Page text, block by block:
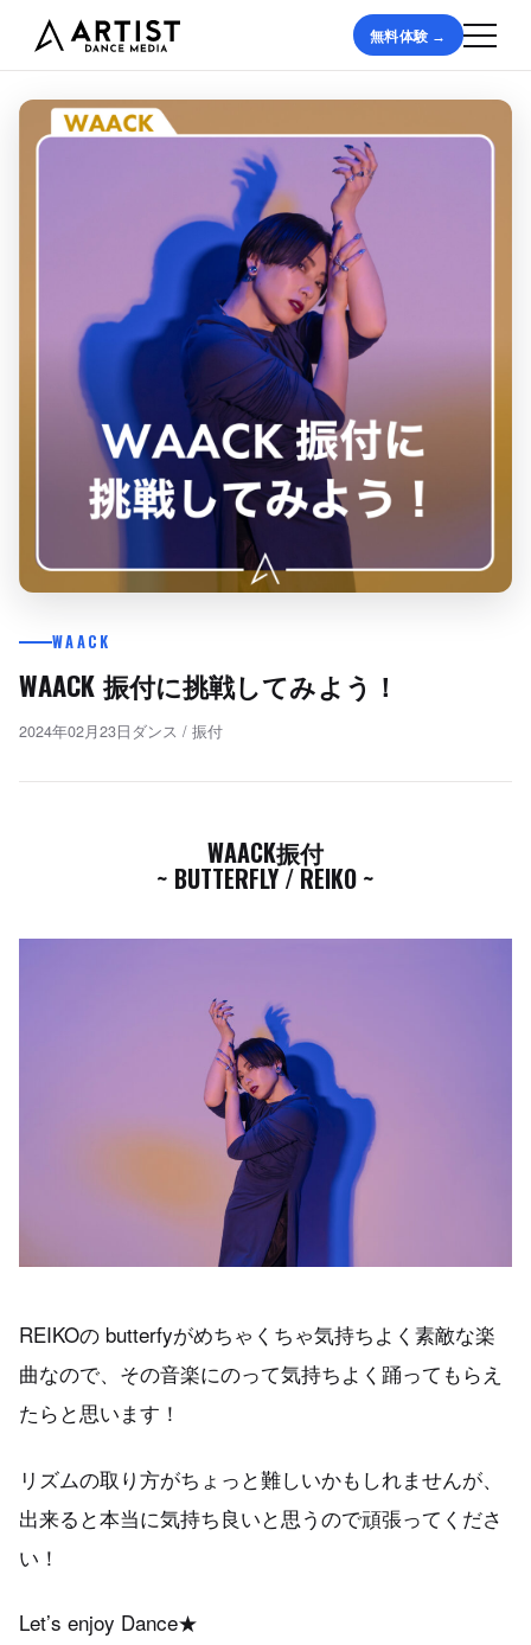
無料体験 →
WAACK
WAACK 振付に挑戦してみよう！
2024年02月23日ダンス / 振付
WAACK振付
~ BUTTERFLY / REIKO ~
REIKOの butterfyがめちゃくちゃ気持ちよく素敵な楽
曲なので、その音楽にのって気持ちよく踊ってもらえ
たらと思います！
リズムの取り方がちょっと難しいかもしれませんが、
出来ると本当に気持ち良いと思うので頑張ってくださ
い！
Let’s enjoy Dance★